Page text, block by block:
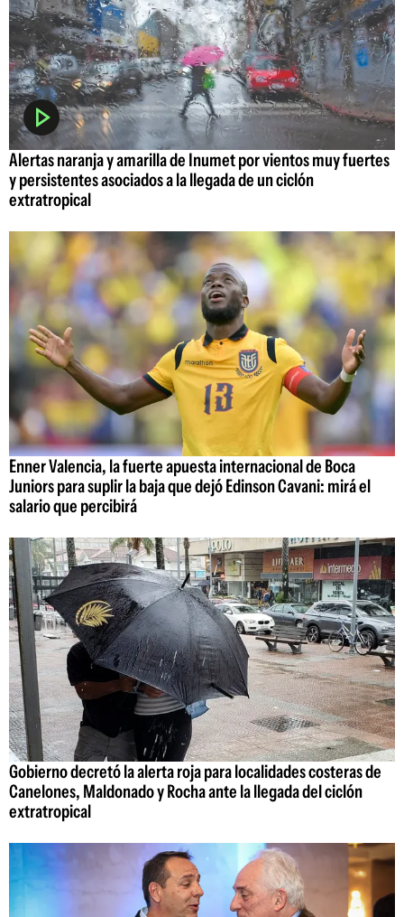
Alertas naranja y amarilla de Inumet por vientos muy fuertes
y persistentes asociados a la llegada de un ciclón
extratropical
Enner Valencia, la fuerte apuesta internacional de Boca
Juniors para suplir la baja que dejó Edinson Cavani: mirá el
salario que percibirá
Gobierno decretó la alerta roja para localidades costeras de
Canelones, Maldonado y Rocha ante la llegada del ciclón
extratropical